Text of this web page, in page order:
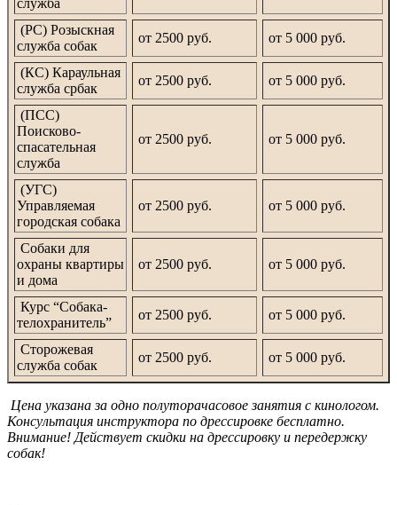
служба
(РС) Розыскная
служба собак
от 2500 руб. от 5 000 руб.
(КС) Караульная
служба србак
от 2500 руб. от 5 000 руб.
(ПСС)
Поисково-
спасательная
служба
от 2500 руб. от 5 000 руб.
(УГС)
Управляемая
городская собака
от 2500 руб. от 5 000 руб.
Собаки для
охраны квартиры
и дома
от 2500 руб. от 5 000 руб.
Курс “Собака-
телохранитель”
от 2500 руб. от 5 000 руб.
Сторожевая
служба собак
от 2500 руб. от 5 000 руб.
Цена указана за одно полуторачасовое занятия с кинологом.
Консультация инструктора по дрессировке бесплатно.
Внимание! Действует скидки на дрессировку и передержку
собак!